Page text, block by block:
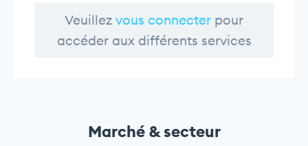
Veuillez vous connecter pour
accéder aux différents services
Marché & secteur